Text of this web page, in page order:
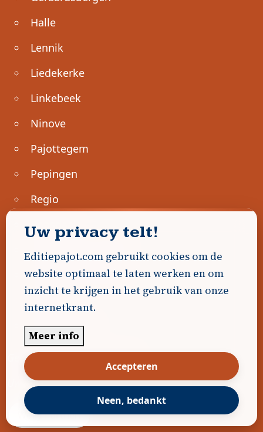
Halle
Lennik
Liedekerke
Linkebeek
Ninove
Pajottegem
Pepingen
Regio
Roosdaal
Sint-Genesius-Rode
Sint-Pieters-Leeuw
Ondernemen
Geen advertenties gevonden.
Uw advertentie hier? Contacteer ons!
Word Partner!
Uw privacy telt!
Editiepajot.com gebruikt cookies om de
website optimaal te laten werken en om
inzicht te krijgen in het gebruik van onze
internetkrant.
Meer info
Accepteren
Neen, bedankt